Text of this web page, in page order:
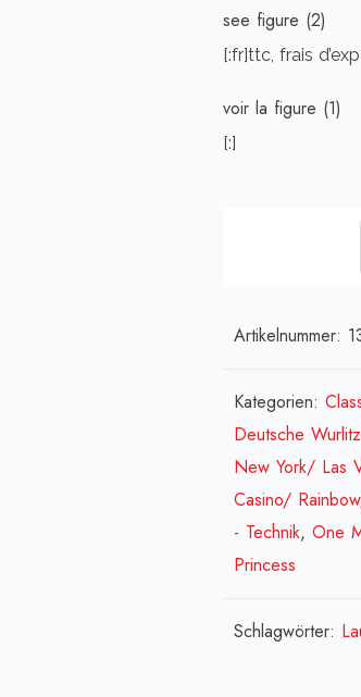
see figure (2)
[:fr]ttc, frais
voir la figure (1)
[:]
Artikelnummer:
Kategorien:
Deutsche
New York/ Las
Casino/
- Technik, One
Princess
Schlagwörter: